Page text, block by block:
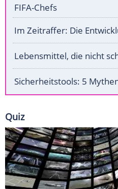
FIFA-Chefs
Im Zeitraffer: Die
Lebensmittel, die nicht
Sicherheitstools: 5
Quiz